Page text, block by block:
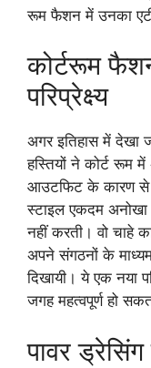
रूम फैशन में उनका
कोर्टरूम
परिप्रेक्ष्य
अगर इतिहास में देखा
हस्तियों ने कोर्ट रूम
आउटफिट के कारण से
स्टाइल एकदम अनोखा
नहीं करती। वो चाहे
अपने संगठनों के
दिखायी। ये एक नया
जगह महत्वपूर्ण हो
पावर